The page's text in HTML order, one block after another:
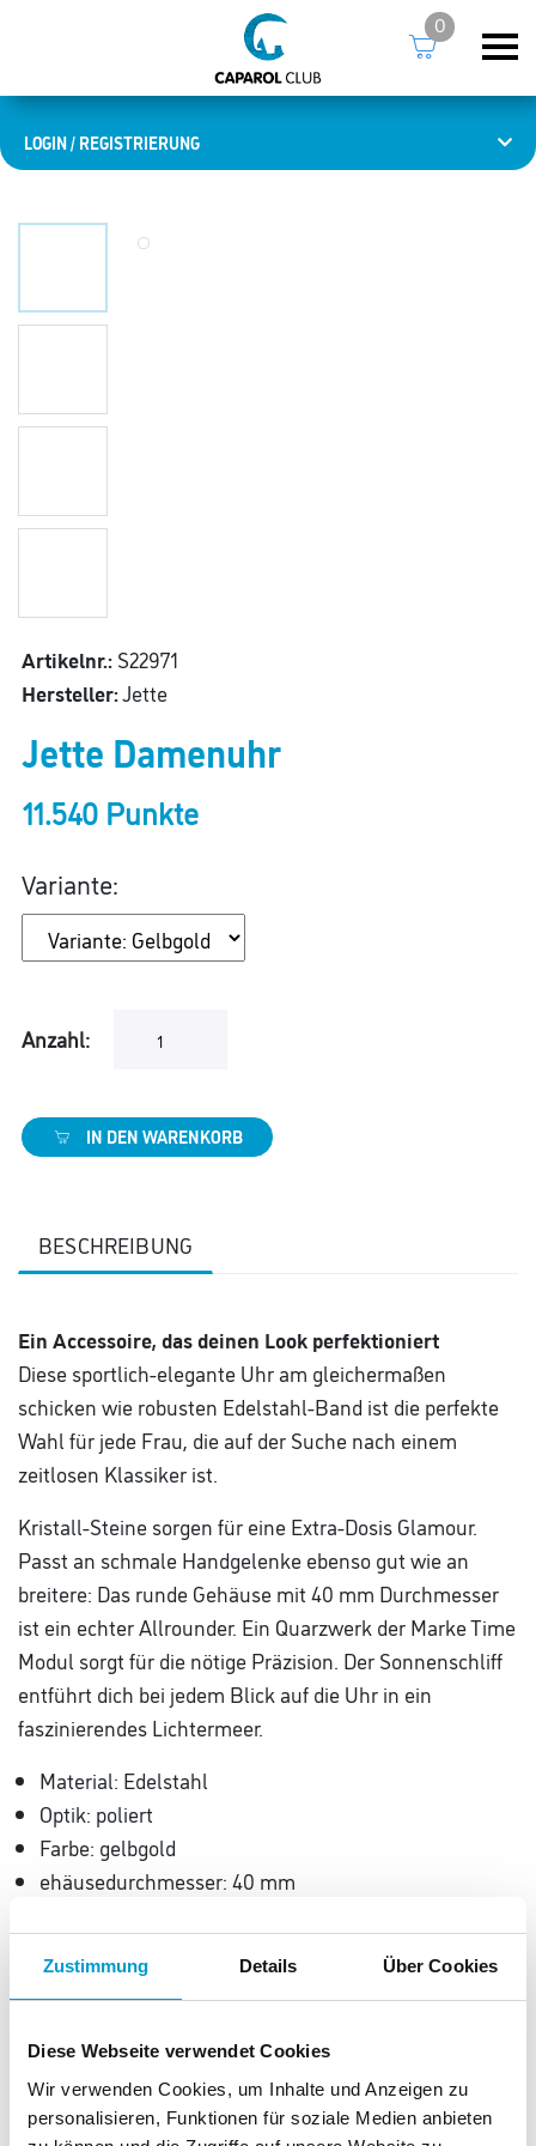
Zustimmung Details Über Cookies
Diese Webseite verwendet Cookies
Wir verwenden Cookies, um Inhalte und Anzeigen zu
personalisieren, Funktionen für soziale Medien anbieten
LOGIN / REGISTRIERUNG
0
Artikelnr.: S22971
Hersteller:Jette
Jette Damenuhr
11.540 Punkte
Variante:
Anzahl:
IN DEN WARENKORB
BESCHREIBUNG
Ein Accessoire, das deinen Look perfektioniert
Diese sportlich-elegante Uhr am gleichermaßen
schicken wie robusten Edelstahl-Band ist die perfekte
Wahl für jede Frau, die auf der Suche nach einem
zeitlosen Klassiker ist.
Kristall-Steine sorgen für eine Extra-Dosis Glamour.
Passt an schmale Handgelenke ebenso gut wie an
breitere: Das runde Gehäuse mit 40 mm Durchmesser
ist ein echter Allrounder. Ein Quarzwerk der Marke Time
Modul sorgt für die nötige Präzision. Der Sonnenschliff
entführt dich bei jedem Blick auf die Uhr in ein
faszinierendes Lichtermeer.
Material: Edelstahl
Optik: poliert
Farbe: gelbgold
ehäusedurchmesser: 40 mm
Wasserdichtigkeit: 5 Bar
Bandlänge: 21 cm
Bandbreite: 16 mm
Gewicht: 91 g